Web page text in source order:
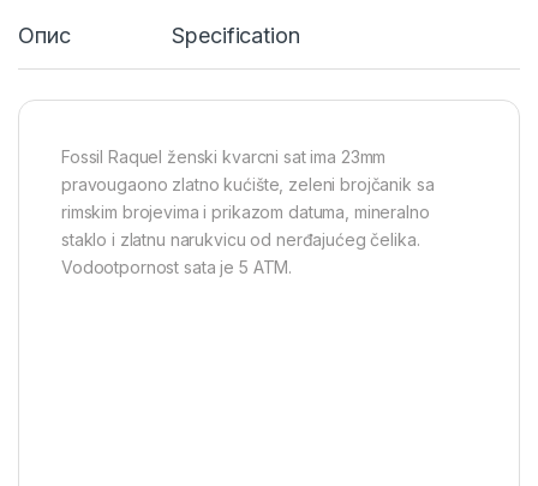
Опис Specification
Fossil Raquel ženski kvarcni sat ima 23mm
pravougaono zlatno kućište, zeleni brojčanik sa
rimskim brojevima i prikazom datuma, mineralno
staklo i zlatnu narukvicu od nerđajućeg čelika.
Vodootpornost sata je 5 ATM.